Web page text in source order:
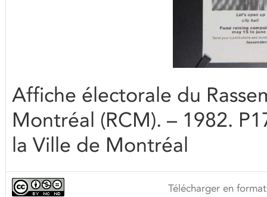
Affiche électorale du
Montréal (RCM). – 1982.
la Ville de Montréal
Télécharger en